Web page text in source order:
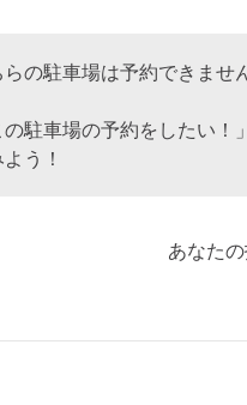
らの駐車場は予約できません
の駐車場の予約をしたい
う！
あなた